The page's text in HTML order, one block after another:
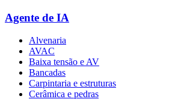
Agente de IA
Alvenaria
AVAC
Baixa tensão e AV
Bancadas
Carpintaria e estruturas
Cerâmica e pedras